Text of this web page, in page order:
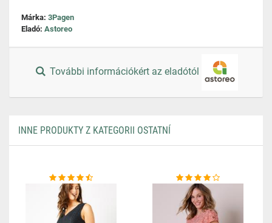
Márka: 3Pagen
Eladó: Astoreo
További információkért az eladótól
INNE PRODUKTY Z KATEGORII OSTATNÍ